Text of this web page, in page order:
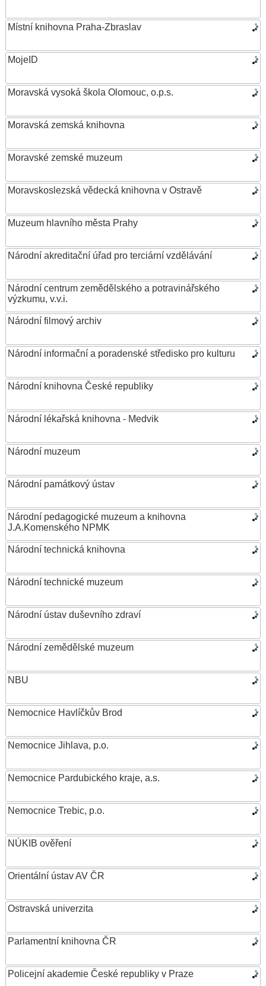
Místní knihovna Praha-Zbraslav
MojeID
Moravská vysoká škola Olomouc, o.p.s.
Moravská zemská knihovna
Moravské zemské muzeum
Moravskoslezská vědecká knihovna v Ostravě
Muzeum hlavního města Prahy
Národní akreditační úřad pro terciární vzdělávání
Národní centrum zemědělského a potravinářského
výzkumu, v.v.i.
Národní filmový archiv
Národní informační a poradenské středisko pro kulturu
Národní knihovna České republiky
Národní lékařská knihovna - Medvik
Národní muzeum
Národní památkový ústav
Národní pedagogické muzeum a knihovna
J.A.Komenského NPMK
Národní technická knihovna
Národní technické muzeum
Národní ústav duševního zdraví
Národní zemědělské muzeum
NBU
Nemocnice Havlíčkův Brod
Nemocnice Jihlava, p.o.
Nemocnice Pardubického kraje, a.s.
Nemocnice Trebic, p.o.
NÚKIB ověření
Orientální ústav AV ČR
Ostravská univerzita
Parlamentní knihovna ČR
Policejní akademie České republiky v Praze